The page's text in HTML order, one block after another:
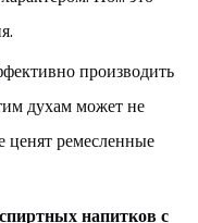
производить
духам может не
ценят ремесленные
напитков с